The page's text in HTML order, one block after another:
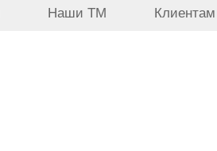
Наши ТМ Клиентам